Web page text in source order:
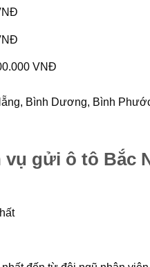
VNĐ
Bình Dương, Bình
gửi ô tô Bắc